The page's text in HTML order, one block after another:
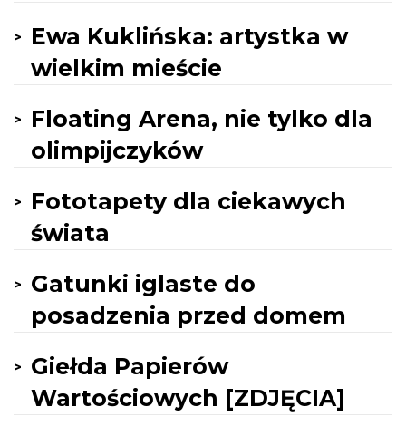
Ewa Kuklińska: artystka w
wielkim mieście
Floating Arena, nie tylko dla
olimpijczyków
Fototapety dla ciekawych
świata
Gatunki iglaste do
posadzenia przed domem
Giełda Papierów
Wartościowych [ZDJĘCIA]